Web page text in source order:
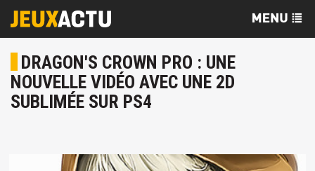
DRAGON'S CROWN PRO : UNE
NOUVELLE VIDÉO AVEC UNE 2D
SUBLIMÉE SUR PS4